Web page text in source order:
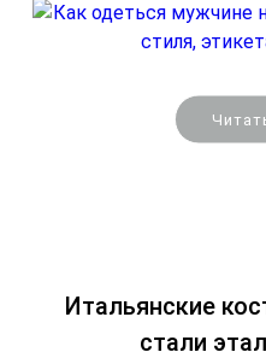
начинается от 95 000 рублей.
Итальянские
стали